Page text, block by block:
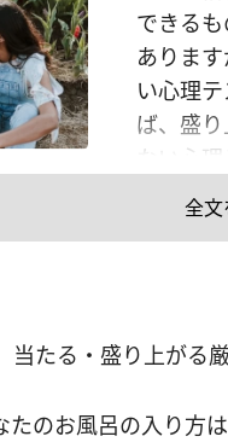
できる
ありま
い心理
ば、盛
ない心
をする
D. 陶芸
分の本音
もしてあ
全文
たる・盛り上がる
たのお風呂の入り方